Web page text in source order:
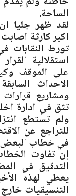
الساحة.
لقد ظهر جليا
اكبر كارثة
تورط
استقلالية
على الموقف
الاحداث
ومشاريع
ولم تستطع
للتراجع عن
في خطاب
إن تفاوت
التدقيق في
يعطي لهذه
التنسيقيات